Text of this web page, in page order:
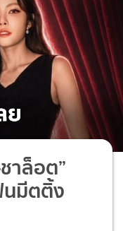
าล็อต”
นมีตติ้ง